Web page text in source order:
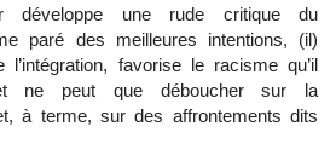
développe une rude critique du
paré des meilleures intentions, (il)
l’intégration, favorise le racisme qu’il
ne peut que déboucher sur la
à terme, sur des affrontements dits